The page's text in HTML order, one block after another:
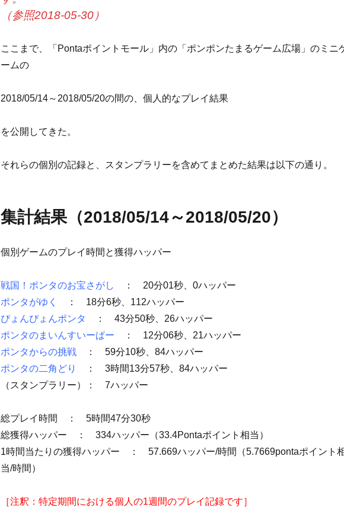
（参照2018-05-30）
ここまで、「Pontaポイントモール」内の「ポンポンたまるゲーム広場」のミニ
ームの
2018/05/14～2018/05/20の間の、個人的なプレイ結果
を公開してきた。
それらの個別の記録と、スタンプラリーを含めてまとめた結果は以下の通り。
集計結果（2018/05/14～2018/05/20）
個別ゲームのプレイ時間と獲得ハッパー
戦国！ポンタのお宝さがし
： 20分01秒、0ハッパー
ポンタがゆく
： 18分6秒、112ハッパー
ぴょんぴょんポンタ
： 43分50秒、26ハッパー
ポンタのまいんすいーぱー
： 12分06秒、21ハッパー
ポンタからの挑戦
： 59分10秒、84ハッパー
ポンタの二角どり
： 3時間13分57秒、84ハッパー
（スタンプラリー）： 7ハッパー
総プレイ時間 ： 5時間47分30秒
総獲得ハッパー ： 334ハッパー（33.4Pontaポイント相当）
1時間当たりの獲得ハッパー ： 57.669ハッパー/時間（5.7669pontaポイント
当/時間）
［注釈：特定期間における個人の1週間のプレイ記録です］